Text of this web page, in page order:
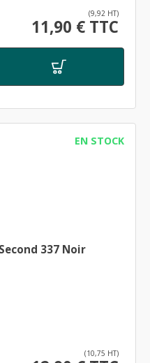
(9,92 HT)
11,90 € TTC
EN STOCK
337 Noir
(10,75 HT)